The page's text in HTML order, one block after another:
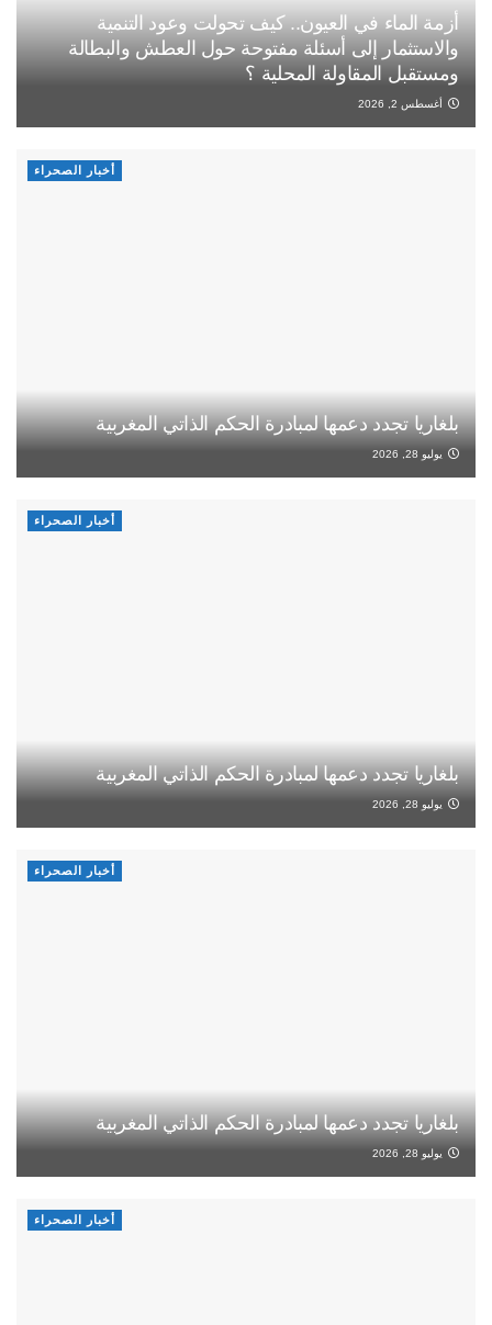
أزمة الماء في العيون.. كيف تحولت وعود التنمية
والاستثمار إلى أسئلة مفتوحة حول العطش والبطالة
ومستقبل المقاولة المحلية ؟
أغسطس 2, 2026
أخبار الصحراء
بلغاريا تجدد دعمها لمبادرة الحكم الذاتي المغربية
يوليو 28, 2026
أخبار الصحراء
بلغاريا تجدد دعمها لمبادرة الحكم الذاتي المغربية
يوليو 28, 2026
أخبار الصحراء
بلغاريا تجدد دعمها لمبادرة الحكم الذاتي المغربية
يوليو 28, 2026
أخبار الصحراء